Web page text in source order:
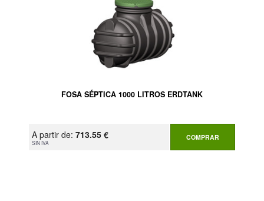
FOSA SÉPTICA 1000 LITROS ERDTANK
A partir de: 713.55 €
SIN IVA
COMPRAR